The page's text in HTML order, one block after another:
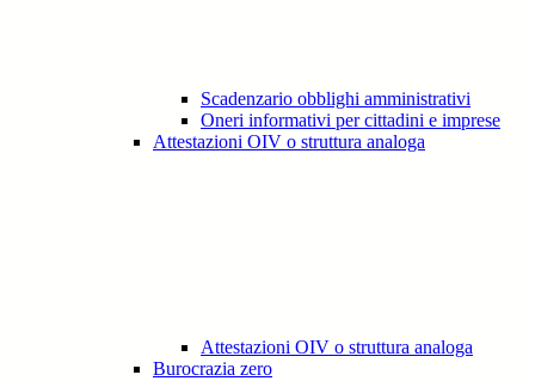
Scadenzario obblighi amministrativi
Oneri informativi per cittadini e imprese
Attestazioni OIV o struttura analoga
Attestazioni OIV o struttura analoga
Burocrazia zero